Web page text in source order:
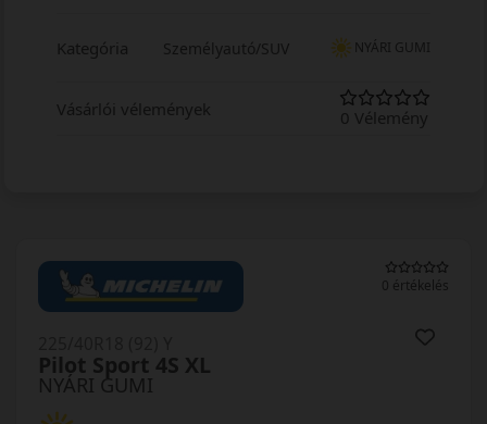
Kategória Személyautó/SUV NYÁRI GUMI
Vásárlói vélemények 0 Vélemény
0 értékelés
NYÁRI GUMI
Pilot Sport 4S XL